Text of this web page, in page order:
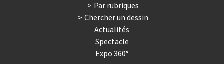
Par rubriques
Chercher un dessin
Actualités
Spectacle
Expo 360°